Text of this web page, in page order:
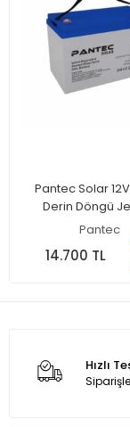
Pantec Solar
Derin Döngü
Pantec
14.700 TL
Hızlı